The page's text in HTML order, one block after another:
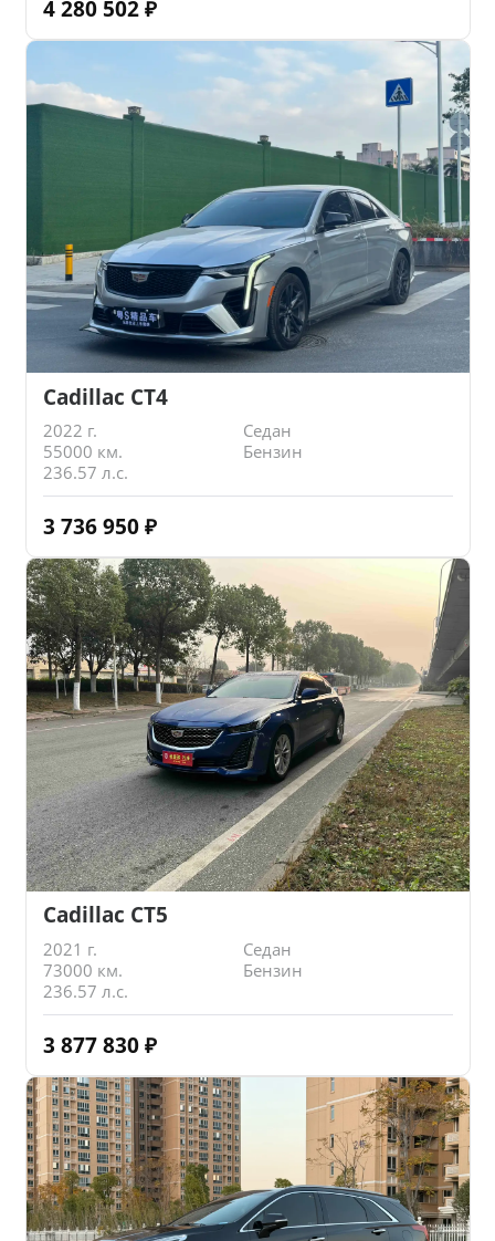
4 280 502 ₽
Cadillac CT4
2022 г.
Седан
55000 км.
Бензин
236.57 л.с.
3 736 950 ₽
Cadillac CT5
2021 г.
Седан
73000 км.
Бензин
236.57 л.с.
3 877 830 ₽